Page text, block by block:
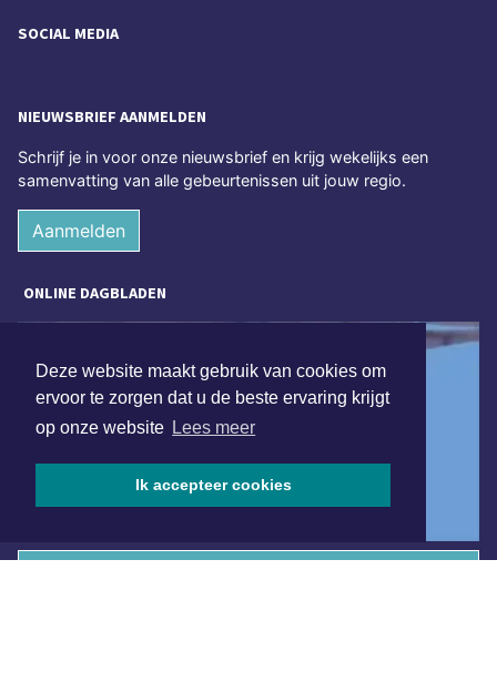
Deze website maakt gebruik van cookies om
ervoor te zorgen dat u de beste ervaring krijgt
op onze website Lees meer
Ik accepteer cookies
SOCIAL MEDIA
NIEUWSBRIEF AANMELDEN
Schrijf je in voor onze nieuwsbrief en krijg wekelijks een
samenvatting van alle gebeurtenissen uit jouw regio.
Aanmelden
ONLINE DAGBLADEN